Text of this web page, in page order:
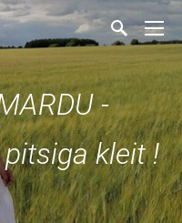
-
kleit !